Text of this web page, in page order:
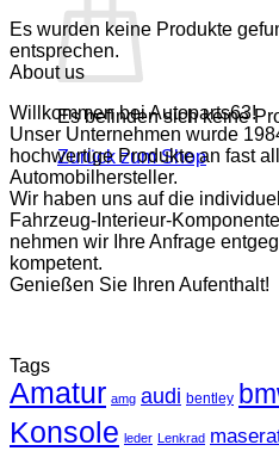
Es befinden sich keine
Zurück zum Shop
Es wurden keine Produkte
entsprechen.
About us
Willkommen bei Autoparts63!
Unser Unternehmen wurde
hochwertige Produkte an fast
Automobilhersteller.
Wir haben uns auf die
Fahrzeug-Interieur-
nehmen wir Ihre Anfrage
kompetent.
Genießen Sie Ihren Aufenthalt!
Tags
Amatur amg audi bentley
Konsole leder Lenkrad